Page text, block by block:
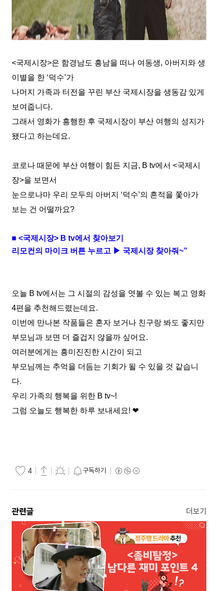
<국제시장>은 함경남도 흥남을 떠나 여동생, 아버지와 생
이별을 한 ‘덕수’가
나머지 가족과 터전을 꾸린 부산 국제시장을 생동감 있게
보여줍니다.
그래서 영화가 흥행한 후 국제시장이 부산 여행의 성지가
됐다고 하는데요.
코로나 때문에 부산 여행이 힘든 지금, B tv에서 <국제시
장>을 보면서
눈으로나마 우리 모두의 아버지 ‘덕수’의 흔적을 쫓아가
보는 건 어떨까요?
■ <국제시장> B tv에서 찾아보기
리모컨의 마이크 버튼 누르고 ▶ 국제시장 찾아줘~”
오늘 B tv에서는 그 시절의 감성을 엿볼 수 있는 복고 영화
4편을 추천해드렸는데요.
이번에 만나본 작품들은 혼자 보거나 친구랑 봐도 좋지만
부모님과 보면 더 즐겁지 않을까 싶어요.
여러분에게는 흥미진진한 시간이 되고
부모님께는 추억을 더듬는 기회가 될 수 있을 것 같습니
다.
우리 가족의 행복을 위한 B tv~!
그럼 오늘도 행복한 하루 보내세요! ❤
4 구독하기
관련글 더보기